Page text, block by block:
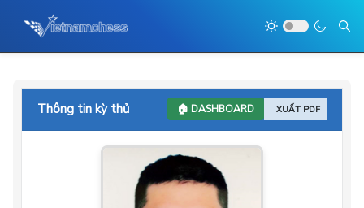
Thông tin kỳ thủ 🏠 DASHBOARD XUẤT PDF